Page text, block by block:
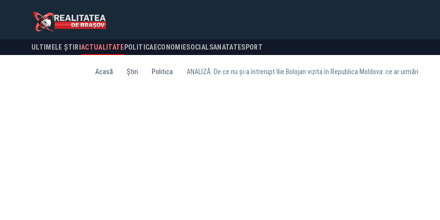
ULTIMELE ȘTIRI ACTUALITATE POLITICA ECONOMIESOCIALSANATATESPORT
Acasă Știri Politica ANALIZĂ: De ce nu și-a întrerupt Ilie Bolojan vizita în Republica Moldova: ce ar urmări